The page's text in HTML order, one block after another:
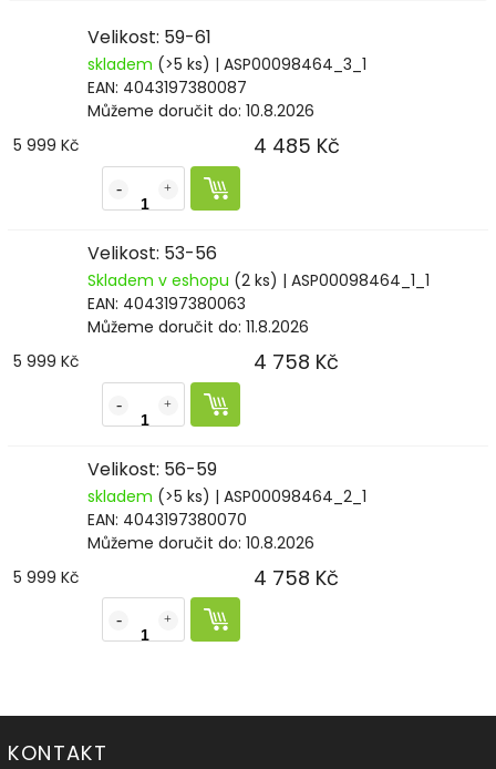
Velikost: 59-61
skladem (>5 ks) | ASP00098464_3_1
EAN: 4043197380087
Můžeme doručit do: 10.8.2026
5 999 Kč
4 485 Kč
Velikost: 53-56
Skladem v eshopu (2 ks) | ASP00098464_1_1
EAN: 4043197380063
Můžeme doručit do: 11.8.2026
5 999 Kč
4 758 Kč
Velikost: 56-59
skladem (>5 ks) | ASP00098464_2_1
EAN: 4043197380070
Můžeme doručit do: 10.8.2026
5 999 Kč
4 758 Kč
KONTAKT